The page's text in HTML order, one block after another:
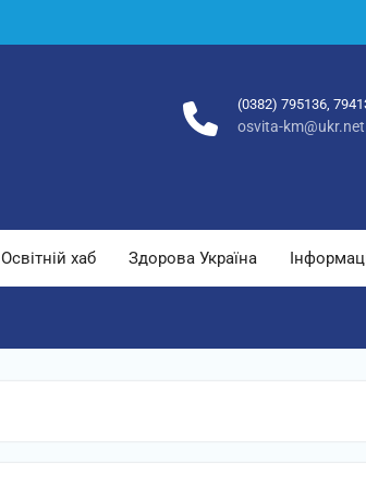
(0382) 795136,
osvita-km@ukr.net
Освітній хаб Здорова Україна